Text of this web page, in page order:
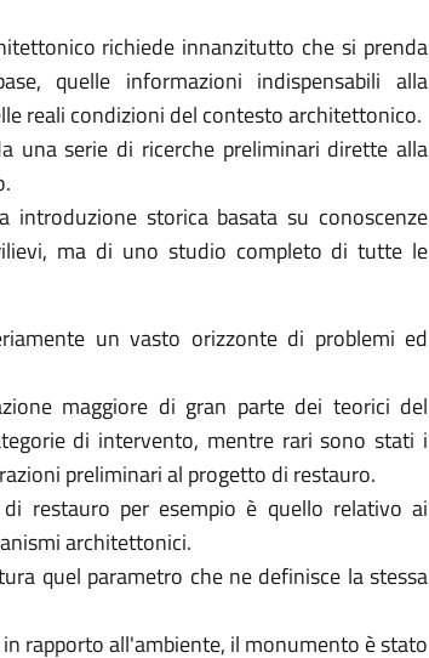
richiede innanzitutto che si prenda
quelle informazioni indispensabili alla
reali condizioni del contesto architettonico.
una serie di ricerche preliminari dirette alla
storica basata su conoscenze
ma di uno studio completo di tutte le
un vasto orizzonte di problemi ed
maggiore di gran parte dei teorici del
di intervento, mentre rari sono stati i
preliminari al progetto di restauro.
restauro per esempio è quello relativo ai
architettonici.
quel parametro che ne definisce la stessa
rapporto all'ambiente, il monumento è stato